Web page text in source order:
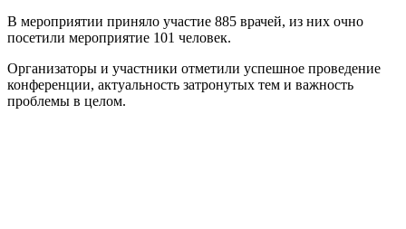
В мероприятии приняло участие 885 врачей, из них очно
посетили мероприятие 101 человек.
Организаторы и участники отметили успешное проведение
конференции, актуальность затронутых тем и важность
проблемы в целом.